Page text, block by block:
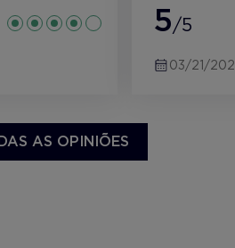
e posizione
ideale per
5/5
03/21/
AS OPINIÕES